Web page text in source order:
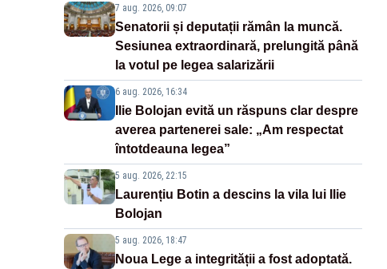
7 aug. 2026, 09:07
Senatorii și deputații rămân la muncă.
Sesiunea extraordinară, prelungită până
la votul pe legea salarizării
6 aug. 2026, 16:34
Ilie Bolojan evită un răspuns clar despre
averea partenerei sale: „Am respectat
întotdeauna legea”
5 aug. 2026, 22:15
Laurențiu Botin a descins la vila lui Ilie
Bolojan
5 aug. 2026, 18:47
Noua Lege a integrității a fost adoptată.